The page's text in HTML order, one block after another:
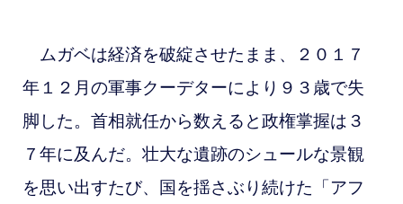
ムガベは経済を破綻させたまま、２０１７
年１２月の軍事クーデターにより９３歳で失
脚した。首相就任から数えると政権掌握は３
７年に及んだ。壮大な遺跡のシュールな景観
を思い出すたび、国を揺さぶり続けた「アフ